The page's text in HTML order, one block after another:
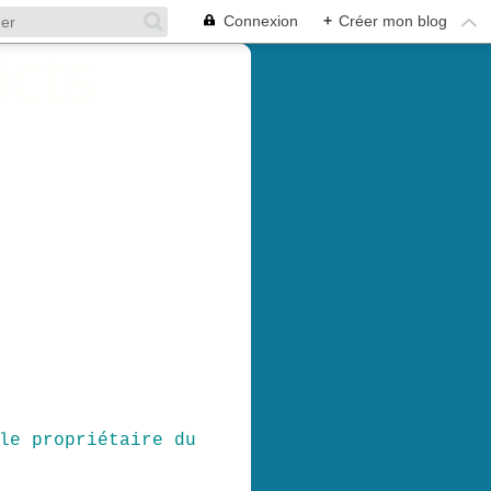
Connexion + Créer mon blog
propriétaire du